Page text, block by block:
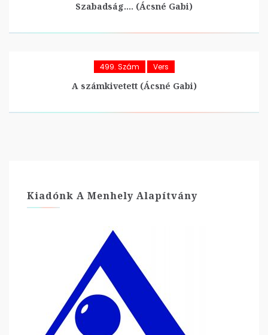
Szabadság…. (Ácsné Gabi)
499. Szám Vers
A számkivetett (Ácsné Gabi)
Kiadónk A Menhely Alapítvány